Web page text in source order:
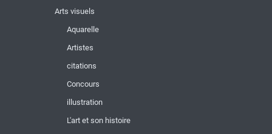
Arts visuels
Aquarelle
Artistes
citations
Concours
illustration
L'art et son histoire